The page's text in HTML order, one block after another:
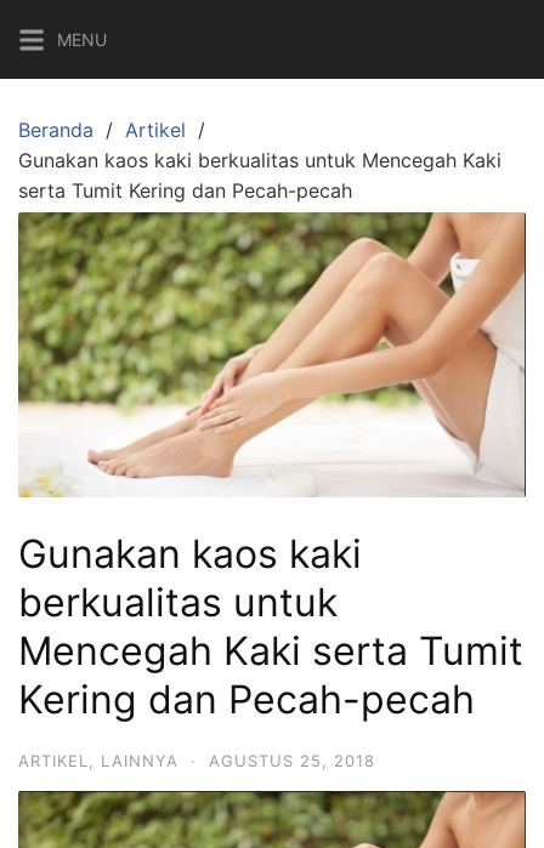
ke
konten
MENU
Beranda
Artikel
Gunakan kaos kaki berkualitas untuk Mencegah Kaki
serta Tumit Kering dan Pecah-pecah
Gunakan kaos kaki
berkualitas untuk
Mencegah Kaki serta Tumit
Kering dan Pecah-pecah
ARTIKEL LAINNYA · AGUSTUS 25, 2018